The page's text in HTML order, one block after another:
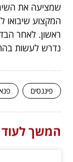
שמציעה את
המקצוע שיבואו
ראשון. לאחר
נדרש לעשות
פיננסים
המשך לעוד